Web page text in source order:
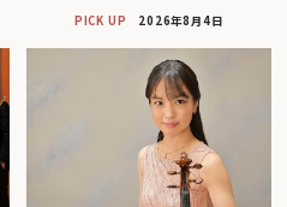
PICK UP 2026年8月4日